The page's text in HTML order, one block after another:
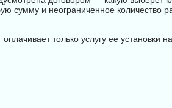
сумму и неограниченное количество
только услугу ее установки на